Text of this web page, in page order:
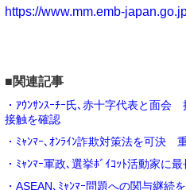
https://www.mm.emb-
■関連記事
・ｱｳﾝｻﾝｽｰﾁｰ氏､赤十字代表と面
接触を確認
・ﾐｬﾝﾏｰ､ｵﾝﾗｲﾝ詐欺対策法を可決
・ﾐｬﾝﾏｰ軍政､選挙ﾎﾞｲｺｯﾄ活動家に
・ASEAN､ﾐｬﾝﾏｰ問題への関与継